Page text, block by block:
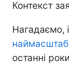
Контекст
Нагадаємо,
останні